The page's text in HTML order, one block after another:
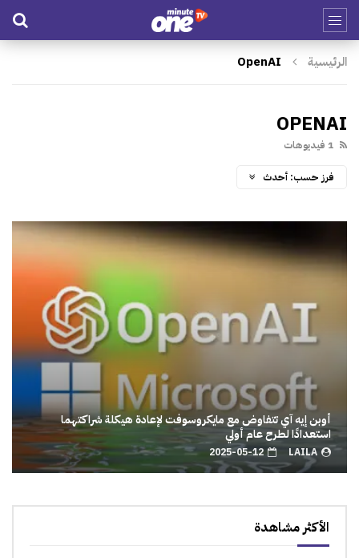
الرئيسية OpenAI
OPENAI
1 فيديوهات
فرز حسب: أحدث
أوبن إيه آي تتفاوض مع مايكروسوفت لإعادة هيكلة شراكتهما
استعدادًا لطرح عام أولي
LAILA
2025-05-12
الأكثر مشاهدة